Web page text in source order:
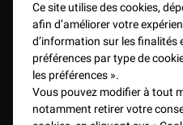
Ce site utilise des cookies,
afin d’améliorer votre
d’information sur les finalités
préférences par type de
les préférences ».
Vous pouvez modifier à tout
notamment retirer votre
Une Minute au
1 min
Une Minute au Musée -
1 min